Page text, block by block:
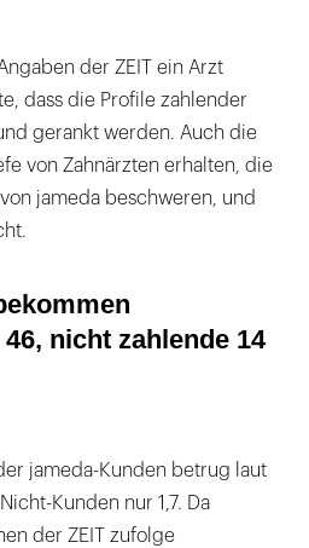
der ZEIT ein Arzt
dass die Profile zahlender
gerankt werden. Auch die
von Zahnärzten erhalten, die
jameda beschweren, und
nicht zahlende 14
jameda-Kunden betrug laut
Kunden nur 1,7. Da
der ZEIT zufolge